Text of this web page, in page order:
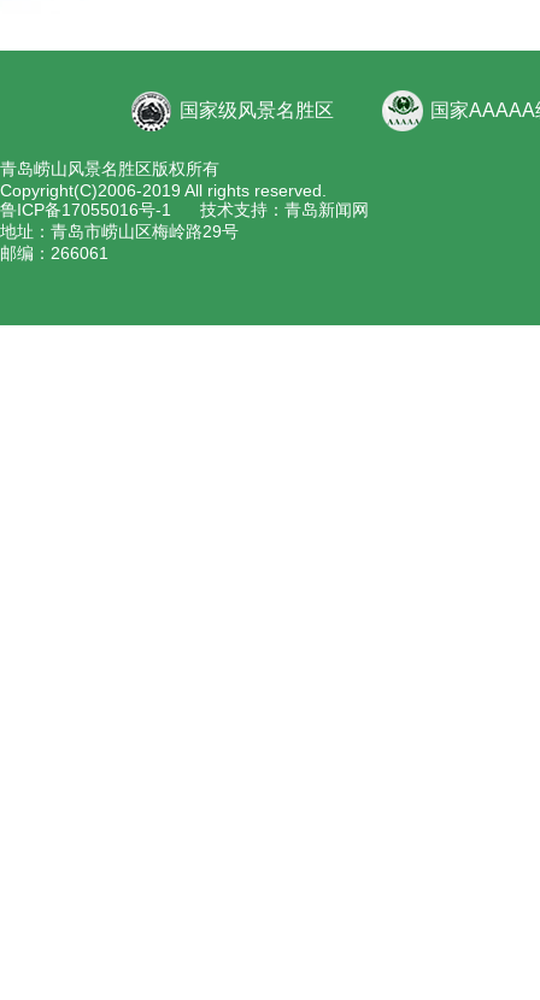
国家级风景名胜区 国家
青岛崂山风景名胜区版权所有
Copyright(C)2006-2019 All rights reserved.
鲁ICP备17055016号-1
技术支持：青岛新闻网
地址：青岛市崂山区梅岭路29号
邮编：266061